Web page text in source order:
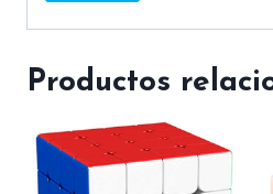
Productos